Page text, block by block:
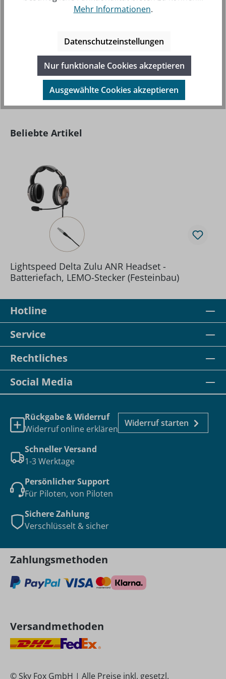
PJ-STECKER) KANN VERWENDET WERDEN, UM PANEL
BETRIEBENE DELTA ZULU HEADSETS IN…MEHR
Produktgalerie überspringen
Beliebte Artikel
Lightspeed Delta Zulu ANR Headset -
Batteriefach, LEMO-Stecker (Festeinbau)
Hotline
Service
Rechtliches
Social Media
Rückgabe & Widerruf
Widerruf online erklären
Widerruf starten
Schneller Versand
1-3 Werktage
Persönlicher Support
Für Piloten, von Piloten
Sichere Zahlung
Verschlüsselt & sicher
Zahlungsmethoden
Versandmethoden
© Sky Fox GmbH | Alle Preise inkl. gesetzl.
Mehr Informationen.
Datenschutzeinstellungen
Nur funktionale Cookies akzeptieren
Ausgewählte Cookies akzeptieren